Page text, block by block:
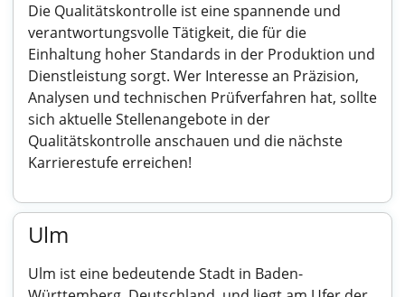
Die Qualitätskontrolle ist eine spannende und
verantwortungsvolle Tätigkeit, die für die
Einhaltung hoher Standards in der Produktion und
Dienstleistung sorgt. Wer Interesse an Präzision,
Analysen und technischen Prüfverfahren hat, sollte
sich aktuelle Stellenangebote in der
Qualitätskontrolle anschauen und die nächste
Karrierestufe erreichen!
Ulm
Ulm ist eine bedeutende Stadt in Baden-